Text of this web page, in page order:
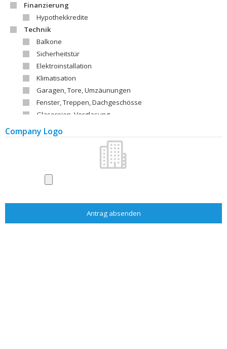
Finanzierung
Hypothekkredite
Technik
Balkone
Sicherheitstür
Elektroinstallation
Klimatisation
Garagen, Tore, Umzäunungen
Fenster, Treppen, Dachgeschösse
Glasereien, Verglasung
Dächer, Dachdeckmaterialien
Alarme und Sicherungsanlagen
Wasser, Gas, Heizung
Aufzüge
Messen und Ausstellungen
Baufirmen
Company Logo